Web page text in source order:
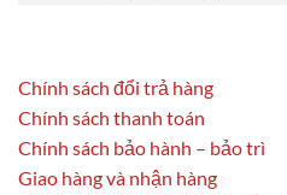
Chính sách đổi trả hàng
Chính sách thanh toán
Chính sách bảo hành – bảo trì
Giao hàng và nhận hàng